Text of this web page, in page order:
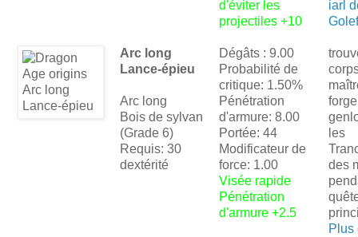
d'éviter les
projectiles +10
iarl
Arc long
Lance-épieu
Arc long
Bois de sylvan
(Grade 6)
Requis: 30
dextérité
Dégâts : 9.00
Probabilité de
critique: 1.50%
Pénétration
d'armure: 8.00
Portée: 44
Modificateur de
force: 1.00
Visée rapide
Pénétration
d'armure +2.5
forge
les
des
Plus